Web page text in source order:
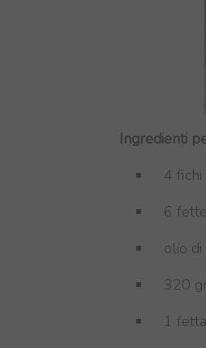
Ingredienti
4 fichi
6
olio
320
1